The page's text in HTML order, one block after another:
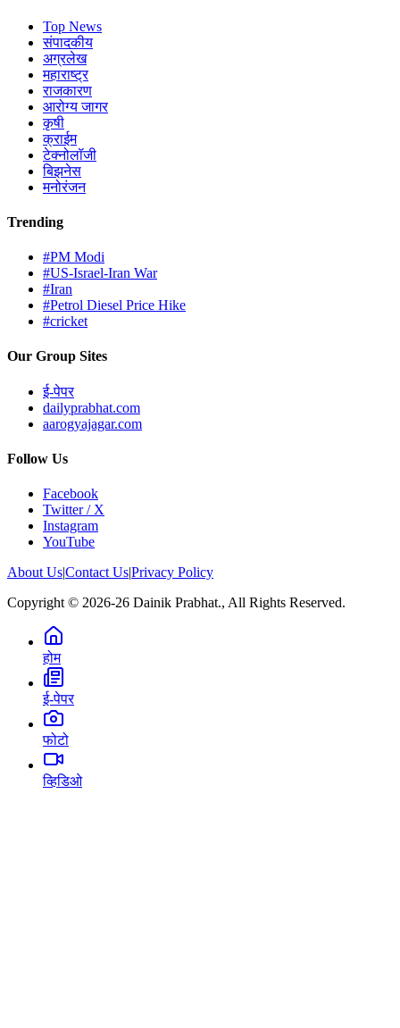
Top News
संपादकीय
अग्रलेख
महाराष्ट्र
राजकारण
आरोग्य जागर
कृषी
क्राईम
टेक्नोलॉजी
बिझनेस
मनोरंजन
Trending
#PM Modi
#US-Israel-Iran War
#Iran
#Petrol Diesel Price Hike
#cricket
Our Group Sites
ई-पेपर
dailyprabhat.com
aarogyajagar.com
Follow Us
Facebook
Twitter / X
Instagram
YouTube
About Us|Contact Us|Privacy Policy
Copyright © 2026-26 Dainik Prabhat., All Rights Reserved.
होम
ई-पेपर
फोटो
व्हिडिओ